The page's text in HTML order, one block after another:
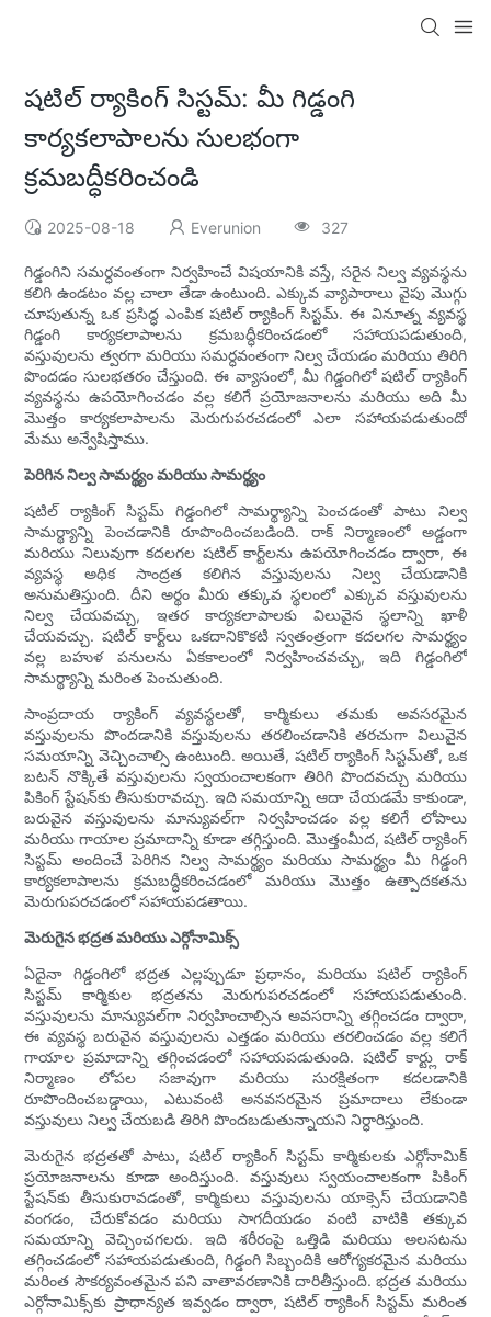
షటిల్ ర్యాకింగ్ సిస్టమ్: మీ గిడ్డంగి
కార్యకలాపాలను సులభంగా
క్రమబద్ధీకరించండి
2025-08-18 Everunion 327
గిడ్డంగిని సమర్ధవంతంగా నిర్వహించే విషయానికి వస్తే, సరైన నిల్వ వ్యవస్థను
కలిగి ఉండటం వల్ల చాలా తేడా ఉంటుంది. ఎక్కువ వ్యాపారాలు వైపు మొగ్గు
చూపుతున్న ఒక ప్రసిద్ధ ఎంపిక షటిల్ ర్యాకింగ్ సిస్టమ్. ఈ వినూత్న వ్యవస్థ
గిడ్డంగి కార్యకలాపాలను క్రమబద్ధీకరించడంలో సహాయపడుతుంది,
వస్తువులను త్వరగా మరియు సమర్ధవంతంగా నిల్వ చేయడం మరియు తిరిగి
పొందడం సులభతరం చేస్తుంది. ఈ వ్యాసంలో, మీ గిడ్డంగిలో షటిల్ ర్యాకింగ్
వ్యవస్థను ఉపయోగించడం వల్ల కలిగే ప్రయోజనాలను మరియు అది మీ
మొత్తం కార్యకలాపాలను మెరుగుపరచడంలో ఎలా సహాయపడుతుందో
మేము అన్వేషిస్తాము.
పెరిగిన నిల్వ సామర్థ్యం మరియు సామర్థ్యం
షటిల్ ర్యాకింగ్ సిస్టమ్ గిడ్డంగిలో సామర్థ్యాన్ని పెంచడంతో పాటు నిల్వ
సామర్థ్యాన్ని పెంచడానికి రూపొందించబడింది. రాక్ నిర్మాణంలో అడ్డంగా
మరియు నిలువుగా కదలగల షటిల్ కార్ట్‌లను ఉపయోగించడం ద్వారా, ఈ
వ్యవస్థ అధిక సాంద్రత కలిగిన వస్తువులను నిల్వ చేయడానికి
అనుమతిస్తుంది. దీని అర్థం మీరు తక్కువ స్థలంలో ఎక్కువ వస్తువులను
నిల్వ చేయవచ్చు, ఇతర కార్యకలాపాలకు విలువైన స్థలాన్ని ఖాళీ
చేయవచ్చు. షటిల్ కార్ట్‌లు ఒకదానికొకటి స్వతంత్రంగా కదలగల సామర్థ్యం
వల్ల బహుళ పనులను ఏకకాలంలో నిర్వహించవచ్చు, ఇది గిడ్డంగిలో
సామర్థ్యాన్ని మరింత పెంచుతుంది.
సాంప్రదాయ ర్యాకింగ్ వ్యవస్థలతో, కార్మికులు తమకు అవసరమైన
వస్తువులను పొందడానికి వస్తువులను తరలించడానికి తరచుగా విలువైన
సమయాన్ని వెచ్చించాల్సి ఉంటుంది. అయితే, షటిల్ ర్యాకింగ్ సిస్టమ్‌తో, ఒక
బటన్ నొక్కితే వస్తువులను స్వయంచాలకంగా తిరిగి పొందవచ్చు మరియు
పికింగ్ స్టేషన్‌కు తీసుకురావచ్చు. ఇది సమయాన్ని ఆదా చేయడమే కాకుండా,
బరువైన వస్తువులను మాన్యువల్‌గా నిర్వహించడం వల్ల కలిగే లోపాలు
మరియు గాయాల ప్రమాదాన్ని కూడా తగ్గిస్తుంది. మొత్తంమీద, షటిల్ ర్యాకింగ్
సిస్టమ్ అందించే పెరిగిన నిల్వ సామర్థ్యం మరియు సామర్థ్యం మీ గిడ్డంగి
కార్యకలాపాలను క్రమబద్ధీకరించడంలో మరియు మొత్తం ఉత్పాదకతను
మెరుగుపరచడంలో సహాయపడతాయి.
మెరుగైన భద్రత మరియు ఎర్గోనామిక్స్
ఏదైనా గిడ్డంగిలో భద్రత ఎల్లప్పుడూ ప్రధానం, మరియు షటిల్ ర్యాకింగ్
సిస్టమ్ కార్మికుల భద్రతను మెరుగుపరచడంలో సహాయపడుతుంది.
వస్తువులను మాన్యువల్‌గా నిర్వహించాల్సిన అవసరాన్ని తగ్గించడం ద్వారా,
ఈ వ్యవస్థ బరువైన వస్తువులను ఎత్తడం మరియు తరలించడం వల్ల కలిగే
గాయాల ప్రమాదాన్ని తగ్గించడంలో సహాయపడుతుంది. షటిల్ కార్ట్లు రాక్
నిర్మాణం లోపల సజావుగా మరియు సురక్షితంగా కదలడానికి
రూపొందించబడ్డాయి, ఎటువంటి అనవసరమైన ప్రమాదాలు లేకుండా
వస్తువులు నిల్వ చేయబడి తిరిగి పొందబడుతున్నాయని నిర్ధారిస్తుంది.
మెరుగైన భద్రతతో పాటు, షటిల్ ర్యాకింగ్ సిస్టమ్ కార్మికులకు ఎర్గోనామిక్
ప్రయోజనాలను కూడా అందిస్తుంది. వస్తువులు స్వయంచాలకంగా పికింగ్
స్టేషన్‌కు తీసుకురావడంతో, కార్మికులు వస్తువులను యాక్సెస్ చేయడానికి
వంగడం, చేరుకోవడం మరియు సాగదీయడం వంటి వాటికి తక్కువ
సమయాన్ని వెచ్చించగలరు. ఇది శరీరంపై ఒత్తిడి మరియు అలసటను
తగ్గించడంలో సహాయపడుతుంది, గిడ్డంగి సిబ్బందికి ఆరోగ్యకరమైన మరియు
మరింత సౌకర్యవంతమైన పని వాతావరణానికి దారితీస్తుంది. భద్రత మరియు
ఎర్గోనామిక్స్‌కు ప్రాధాన్యత ఇవ్వడం ద్వారా, షటిల్ ర్యాకింగ్ సిస్టమ్ మరింత